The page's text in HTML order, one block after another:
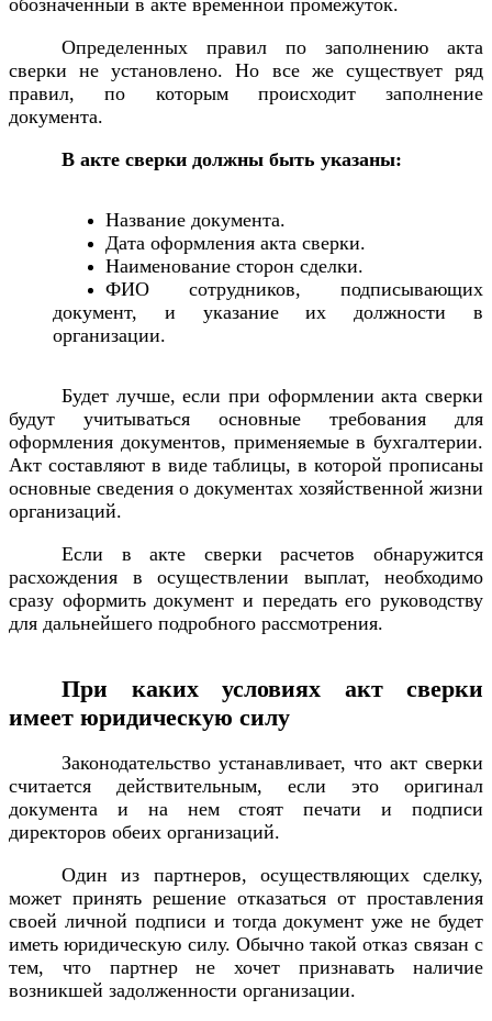
обозначенный в акте временной промежуток.
Определенных правил по заполнению акта
сверки не установлено. Но все же существует ряд
правил, по которым происходит заполнение
документа.
В акте сверки должны быть указаны:
Название документа.
Дата оформления акта сверки.
Наименование сторон сделки.
ФИО сотрудников, подписывающих
документ, и указание их должности в
организации.
Будет лучше, если при оформлении акта сверки
будут учитываться основные требования для
оформления документов, применяемые в бухгалтерии.
Акт составляют в виде таблицы, в которой прописаны
основные сведения о документах хозяйственной жизни
организаций.
Если в акте сверки расчетов обнаружится
расхождения в осуществлении выплат, необходимо
сразу оформить документ и передать его руководству
для дальнейшего подробного рассмотрения.
При каких условиях акт сверки
имеет юридическую силу
Законодательство устанавливает, что акт сверки
считается действительным, если это оригинал
документа и на нем стоят печати и подписи
директоров обеих организаций.
Один из партнеров, осуществляющих сделку,
может принять решение отказаться от проставления
своей личной подписи и тогда документ уже не будет
иметь юридическую силу. Обычно такой отказ связан с
тем, что партнер не хочет признавать наличие
возникшей задолженности организации.